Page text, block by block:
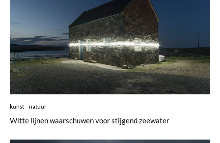
kunst natuur
Witte lijnen waarschuwen voor stijgend zeewater